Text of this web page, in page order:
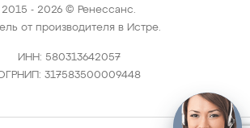
2015 - 2026 © Ренессанс.
от производителя в Истре.
ИНН: 580313642057
317583500009448